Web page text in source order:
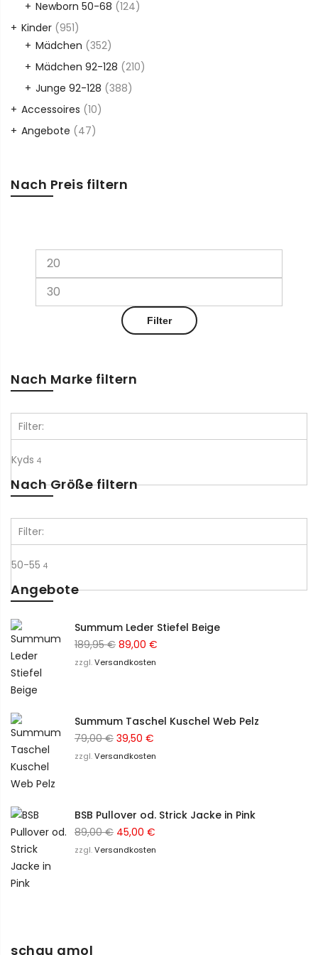
Newborn 50-68 (124)
Kinder (951)
Mädchen (352)
Mädchen 92-128 (210)
Junge 92-128 (388)
Accessoires (10)
Angebote (47)
Nach Preis filtern
Min.
Preis
Filter
Nach Marke filtern
Filter:
Kyds 4
Nach Größe filtern
Filter:
50-55 4
Angebote
Summum Leder Stiefel Beige
189,95€ Ursprünglicher
Preis
89,00 €
zzgl.Versandkosten
Summum Taschel Kuschel Web Pelz
79,00€ Ursprünglicher
Preis
39,50 €
Preis
zzgl.Versandkosten
BSB Pullover od. Strick Jacke in Pink
89,00€ Ursprünglicher
Preis
45,00 €
Preis
zzgl.Versandkosten
schau amol